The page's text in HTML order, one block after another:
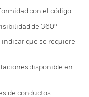
con el código
de 360º
que se requiere
disponible en
de conductos